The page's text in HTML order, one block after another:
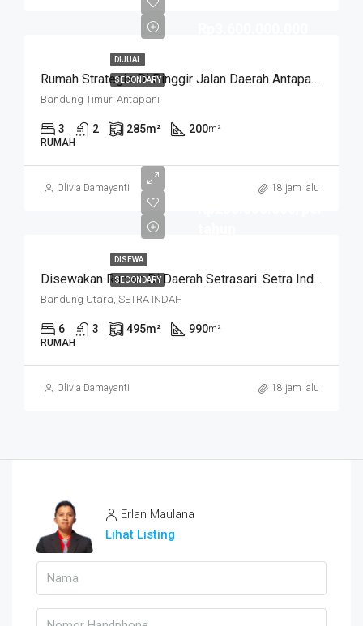
DIJUAL
SECONDARY Rumah Strategis Di Pinggir Jalan Daerah Antapani . Cocok Untuk Usaha. SUKANEGARA
Bandung Timur, Antapani
3 2 285m² 200m²
RUMAH
Olivia Damayanti 18 jam lalu
DISEWA
SECONDARY Disewakan Rumah Di Daerah Setrasari. Setra Indah
Bandung Utara, SETRA INDAH
6 3 495m² 990m²
RUMAH
Olivia Damayanti 18 jam lalu
Erlan Maulana
Lihat Listing